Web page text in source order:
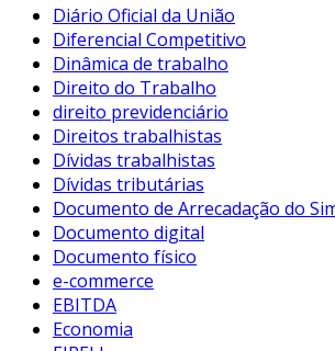
Diário Oficial da União
Diferencial Competitivo
Dinâmica de trabalho
Direito do Trabalho
direito previdenciário
Direitos trabalhistas
Dívidas trabalhistas
Dívidas tributárias
Documento de Arrecadação do
Documento digital
Documento físico
e-commerce
EBITDA
Economia